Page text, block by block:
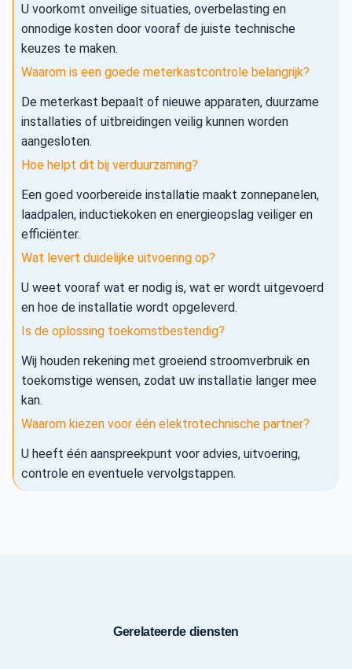
U voorkomt onveilige situaties, overbelasting en
onnodige kosten door vooraf de juiste technische
keuzes te maken.
Waarom is een goede meterkastcontrole belangrijk?
De meterkast bepaalt of nieuwe apparaten, duurzame
installaties of uitbreidingen veilig kunnen worden
aangesloten.
Hoe helpt dit bij verduurzaming?
Een goed voorbereide installatie maakt zonnepanelen,
laadpalen, inductiekoken en energieopslag veiliger en
efficiënter.
Wat levert duidelijke uitvoering op?
U weet vooraf wat er nodig is, wat er wordt uitgevoerd
en hoe de installatie wordt opgeleverd.
Is de oplossing toekomstbestendig?
Wij houden rekening met groeiend stroomverbruik en
toekomstige wensen, zodat uw installatie langer mee
kan.
Waarom kiezen voor één elektrotechnische partner?
U heeft één aanspreekpunt voor advies, uitvoering,
controle en eventuele vervolgstappen.
Gerelateerde diensten